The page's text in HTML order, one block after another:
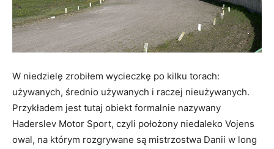
W niedzielę zrobiłem wycieczkę po kilku torach:
używanych, średnio używanych i raczej nieużywanych.
Przykładem jest tutaj obiekt formalnie nazywany
Haderslev Motor Sport, czyli położony niedaleko Vojens
owal, na którym rozgrywane są mistrzostwa Danii w long